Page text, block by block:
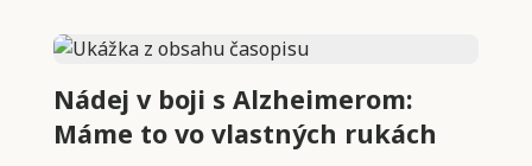
Nádej v boji s Alzheimerom:
Máme to vo vlastných rukách